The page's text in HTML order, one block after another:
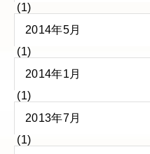
(1)
2014年5月
(1)
2014年1月
(1)
2013年7月
(1)